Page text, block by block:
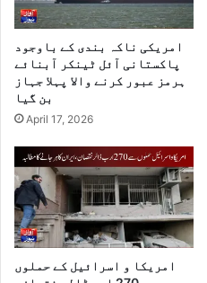
امریکی ناکہ بندی کے باوجود
پاکستانی آئل ٹینکر آبنائے
ہرمز عبور کرنے والا پہلا جہاز
بن گیا
April 17, 2026
امریکا و اسرائیل کے حملوں